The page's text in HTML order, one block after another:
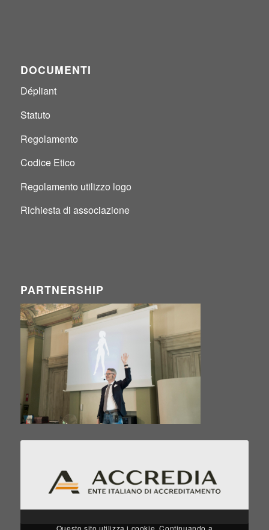
DOCUMENTI
Dépliant
Statuto
Regolamento
Codice Etico
Regolamento utilizzo logo
Richiesta di associazione
PARTNERSHIP
Questo sito utilizza i cookie. Continuando a